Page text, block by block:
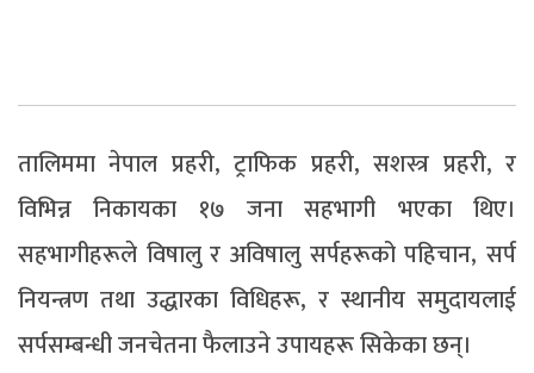
तालिममा नेपाल प्रहरी, ट्राफिक प्रहरी, सशस्त्र प्रहरी, र
विभिन्न निकायका १७ जना सहभागी भएका थिए।
सहभागीहरूले विषालु र अविषालु सर्पहरूको पहिचान, सर्प
नियन्त्रण तथा उद्धारका विधिहरू, र स्थानीय समुदायलाई
सर्पसम्बन्धी जनचेतना फैलाउने उपायहरू सिकेका छन्।